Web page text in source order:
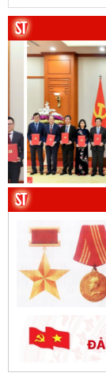
7. Chủ quyền
giai đoạn
Tác giả:
biên).
8. Hà Nội -
từng khoảnh
thể tác giả.
9. Đường Hồ
của dân tộc
(Viện Lịch sử
10. Một vành
Trung Quốc
giả:Michael
Daugherty